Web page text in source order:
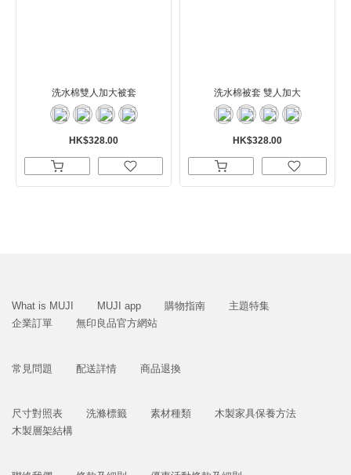
洗水棉雙人加大被套
HK$328.00
洗水棉被套 雙人加大
HK$328.00
What is MUJI MUJI app 購物指南
主題特集
企業訂單
無印良品官方網站
常見問題 配送詳情 商品退換
尺寸對照表 洗滌標籤 素材種類
木製家具保養方法
木製層架結構